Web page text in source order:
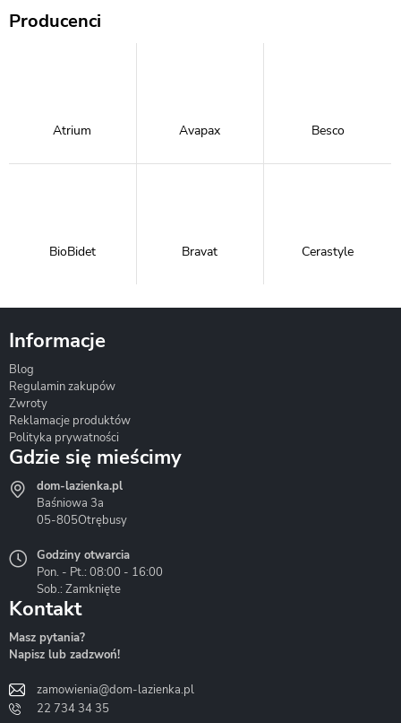
Producenci
Atrium Avapax Besco
BioBidet Bravat Cerastyle
Hydrostop
Liveno
Informacje
Blog
Regulamin zakupów
Zwroty
Reklamacje produktów
Polityka prywatności
Gdzie się mieścimy
dom-lazienka.pl
Baśniowa 3a
05-805Otrębusy
Godziny otwarcia
Pon. - Pt.: 08:00 - 16:00
Sob.: Zamknięte
Kontakt
Masz pytania?
Napisz lub zadzwoń!
zamowienia@dom-lazienka.pl
22 734 34 35